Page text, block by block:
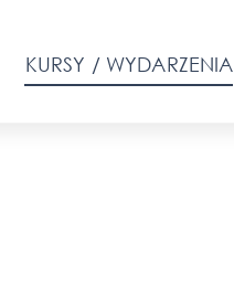
KURSY / WYDARZENIA